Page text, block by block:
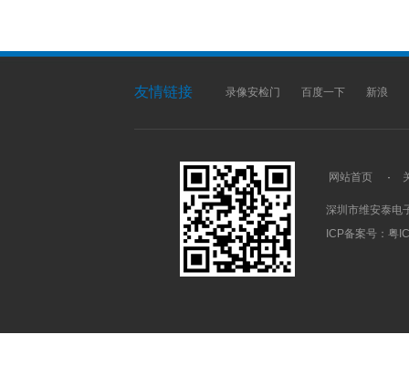
友情链接 录像安检门 百度一下 新浪
网站首页 ·
深圳市维安泰电
ICP备案号： 粤